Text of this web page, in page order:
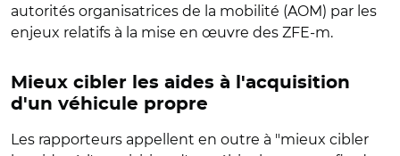
autorités organisatrices de la mobilité (AOM) par les
enjeux relatifs à la mise en œuvre des ZFE-m.
Mieux cibler les aides à l'acquisition
d'un véhicule propre
Les rapporteurs appellent en outre à "mieux cibler